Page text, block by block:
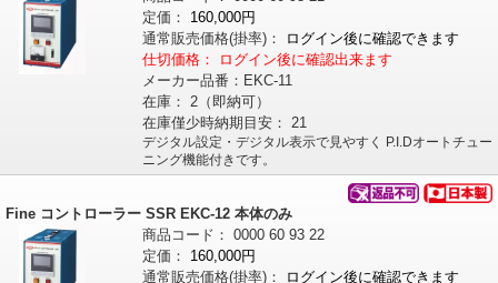
定価：
160,000円
通常販売価格(掛率)：
ログイン後に確認できます
仕切価格：
ログイン後に確認出来ます
メーカー品番： EKC-11
在庫： 2（即納可）
在庫僅少時納期目安： 21
デジタル設定・デジタル表示で見やすく P.I.Dオートチュー
ニング機能付きです。
Fine コントローラー SSR EKC-12 本体のみ
商品コード： 0000 60 93 22
定価：
160,000円
通常販売価格(掛率)：
ログイン後に確認できます